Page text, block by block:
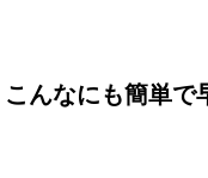
んなにも簡単で